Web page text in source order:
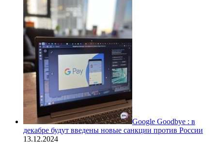
Google Goodbye : в
декабре будут введены новые санкции против России
13.12.2024